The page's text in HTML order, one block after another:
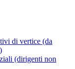
di vertice (da
(dirigenti non